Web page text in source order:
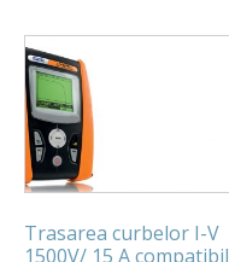
Trasarea curbelor I-V
1500V/ 15 A compatibil